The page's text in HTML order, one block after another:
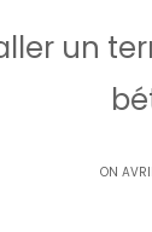
un
ON